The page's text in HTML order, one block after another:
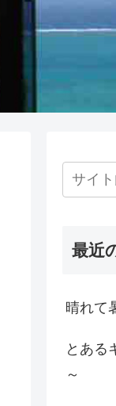
最近
晴れて
とある
～